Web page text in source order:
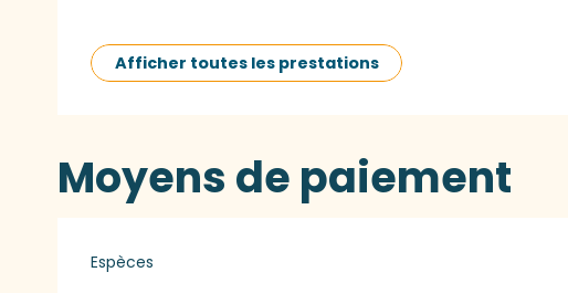
Afficher toutes les prestations
Moyens de paiement
Espèces